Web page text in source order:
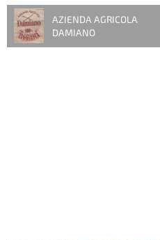
AZIENDA AGRICOLA
DAMIANO